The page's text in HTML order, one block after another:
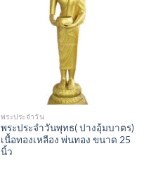
พระประจำวัน
พระประจำวันพุทธ( ปางอุ้มบาตร)
เนื้อทองเหลือง พ่นทอง ขนาด 25
นิ้ว